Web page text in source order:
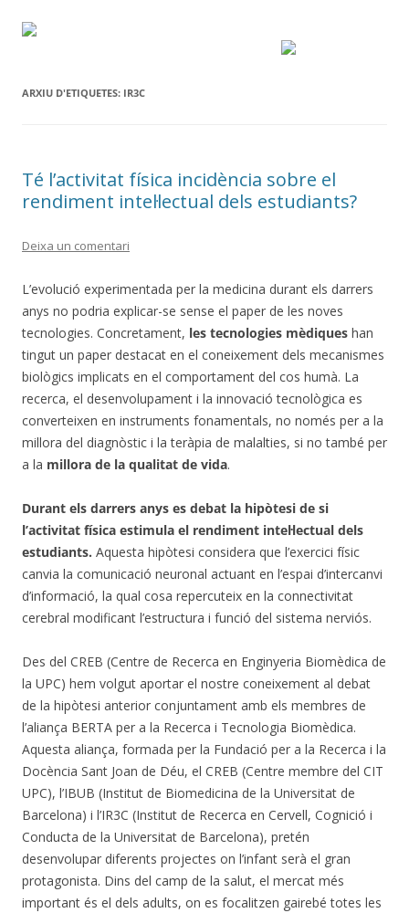
ARXIU D'ETIQUETES: IR3C
Té l’activitat física incidència sobre el
rendiment intel·lectual dels estudiants?
Deixa un comentari
L’evolució experimentada per la medicina durant els darrers
anys no podria explicar-se sense el paper de les noves
tecnologies. Concretament, les tecnologies mèdiques han
tingut un paper destacat en el coneixement dels mecanismes
biològics implicats en el comportament del cos humà. La
recerca, el desenvolupament i la innovació tecnològica es
converteixen en instruments fonamentals, no només per a la
millora del diagnòstic i la teràpia de malalties, si no també per
a la millora de la qualitat de vida.
Durant els darrers anys es debat la hipòtesi de si
l’activitat física estimula el rendiment intel·lectual dels
estudiants. Aquesta hipòtesi considera que l’exercici físic
canvia la comunicació neuronal actuant en l’espai d’intercanvi
d’informació, la qual cosa repercuteix en la connectivitat
cerebral modificant l’estructura i funció del sistema nerviós.
Des del CREB (Centre de Recerca en Enginyeria Biomèdica de
la UPC) hem volgut aportar el nostre coneixement al debat
de la hipòtesi anterior conjuntament amb els membres de
l’aliança BERTA per a la Recerca i Tecnologia Biomèdica.
Aquesta aliança, formada per la Fundació per a la Recerca i la
Docència Sant Joan de Déu, el CREB (Centre membre del CIT
UPC), l’IBUB (Institut de Biomedicina de la Universitat de
Barcelona) i l’IR3C (Institut de Recerca en Cervell, Cognició i
Conducta de la Universitat de Barcelona), pretén
desenvolupar diferents projectes on l’infant serà el gran
protagonista. Dins del camp de la salut, el mercat més
important és el dels adults, on es focalitzen gairebé totes les